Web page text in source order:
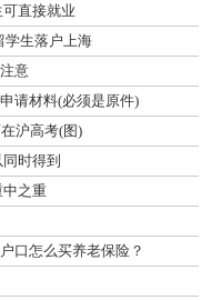
直接就业
学生落户上海
意
请材料(必须是原件)
沪高考(图)
时得到
中之重
口怎么买养老保险？